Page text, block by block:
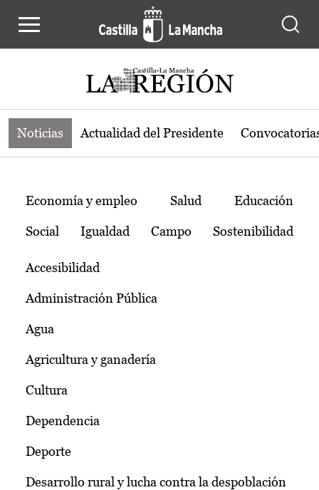
Noticias de la región de Castilla-La
Noticias Actualidad del Presidente
Temas
Economía y empleo Salud Educación
Social Igualdad Campo Sostenibilidad
Accesibilidad
Administración Pública
Agua
Agricultura y ganadería
Cultura
Dependencia
Deporte
Desarrollo rural y lucha contra la despoblación